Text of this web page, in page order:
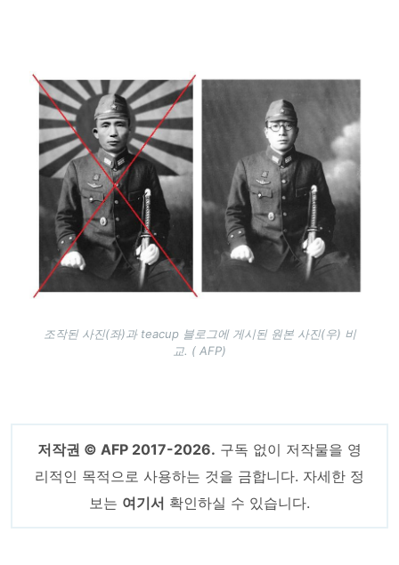
Image
조작된 사진(좌)과 teacup 블로그에 게시된 원본 사진(우) 비
교. ( AFP)
저작권 © AFP 2017-2026. 구독 없이 저작물을 영
리적인 목적으로 사용하는 것을 금합니다. 자세한 정
보는 여기서 확인하실 수 있습니다.